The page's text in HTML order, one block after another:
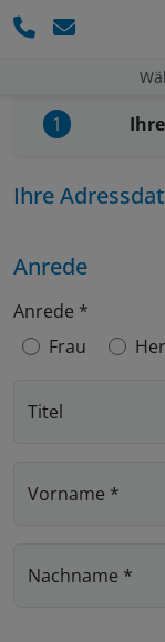
1
Ihre
Anrede
Anrede *
Frau
Titel
Vorname *
Nachname *